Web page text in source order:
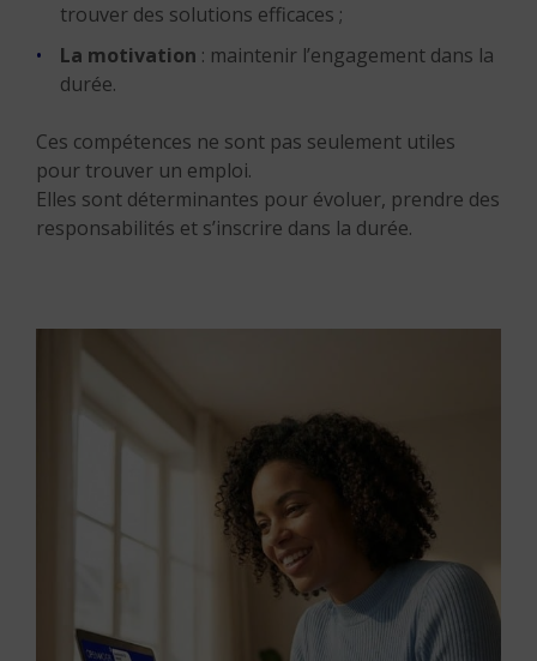
trouver des solutions efficaces ;
La motivation : maintenir l’engagement dans la
durée.
Ces compétences ne sont pas seulement utiles
pour trouver un emploi.
Elles sont déterminantes pour évoluer, prendre des
responsabilités et s’inscrire dans la durée.